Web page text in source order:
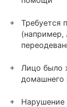
Требуется
(например,
Лицо было
домашнего
Нарушение